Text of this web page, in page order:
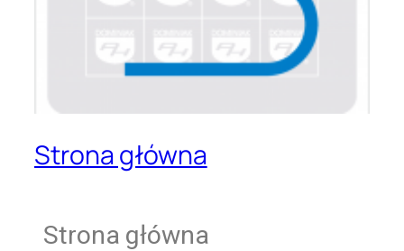
Strona główna
Strona główna